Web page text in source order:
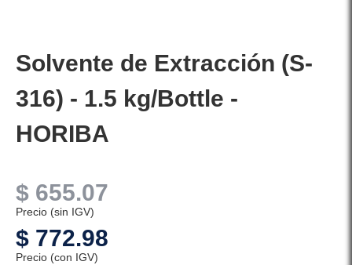
Solvente de Extracción (S-
316) - 1.5 kg/Bottle -
HORIBA
$ 655.07
Precio (sin IGV)
$ 772.98
Precio (con IGV)